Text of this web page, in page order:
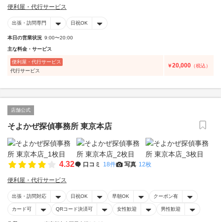
便利屋・代行サービス
出張・訪問専門 日祝OK
本日の営業状況 9:00〜20:00
主な料金・サービス
便利屋・代行サービス
代行サービス
￥20,000 （税込）
店舗公式
そよかぜ探偵事務所 東京本店
4.32 口コミ 18件 写真 12枚
便利屋・代行サービス
出張・訪問対応 日祝OK 早朝OK クーポン有
カード可 QRコード決済可 女性歓迎 男性歓迎